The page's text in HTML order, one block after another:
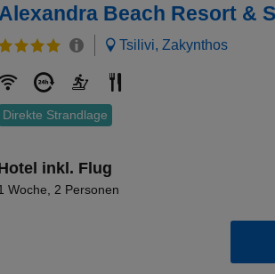
Alexandra Beach Resort &
Tsilivi, Zakynthos
Direkte Strandlage
inkl. Flug
Woche 2 Personen